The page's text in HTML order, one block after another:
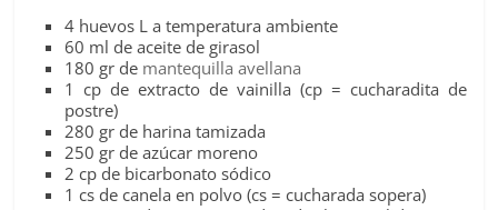
4 huevos L a temperatura ambiente
60 ml de aceite de girasol
180 gr de mantequilla avellana
1 cp de extracto de vainilla (cp = cucharadita de
postre)
280 gr de harina tamizada
250 gr de azúcar moreno
2 cp de bicarbonato sódico
1 cs de canela en polvo (cs = cucharada sopera)